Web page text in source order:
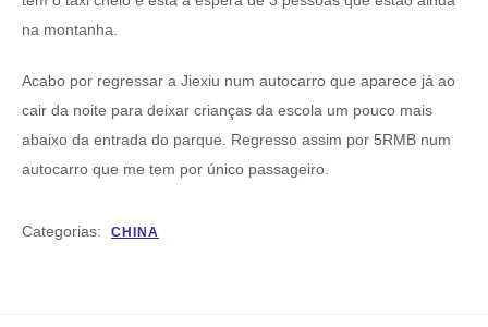
na montanha.
Acabo por regressar a Jiexiu num autocarro que aparece já ao
cair da noite para deixar crianças da escola um pouco mais
abaixo da entrada do parque. Regresso assim por 5RMB num
autocarro que me tem por único passageiro.
Categorias: CHINA